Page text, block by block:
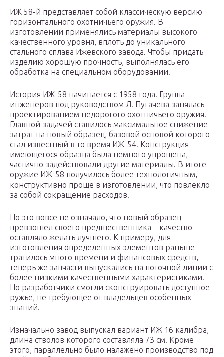
ИЖ 58-й представляет собой классическую версию
горизонтального охотничьего оружия. В
изготовлении применялись материалы высокого
качественного уровня, вплоть до уникального
стального сплава Ижевского завода. Чтобы придать
изделию хорошую прочность, выполнялась его
обработка на специальном оборудовании.
История ИЖ-58 начинается с 1958 года. Группа
инженеров под руководством Л. Пугачева занялась
проектированием недорогого охотничьего оружия.
Главной задачей ставилось максимальное снижение
затрат на новый образец, базовой основой которого
стал известный в то время ИЖ-54. Конструкция
имеющегося образца была немного упрощена,
частично задействовали другие материалы. В итоге
оружие ИЖ-58 получилось более технологичным,
конструктивно проще в изготовлении, что повлекло
за собой сокращение расходов.
Но это вовсе не означало, что новый образец
превзошел своего предшественника – качество
оставляло желать лучшего. К примеру, для
изготовления определенных элементов раньше
тратилось много времени и финансовых средств,
теперь же запчасти выпускались на поточной линии с
более низкими качественными характеристиками.
Но разработчики смогли сконструировать доступное
ружье, не требующее от владельцев особенных
знаний.
Изначально завод выпускал вариант ИЖ 16 калибра,
длина стволов которого составляла 73 см. Кроме
этого, параллельно было налажено производство под